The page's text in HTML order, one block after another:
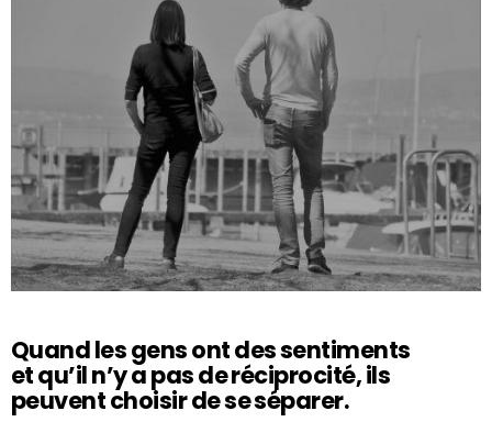
Quand les gens ont des sentiments
et qu’il n’y a pas de réciprocité, ils
peuvent choisir de se séparer.